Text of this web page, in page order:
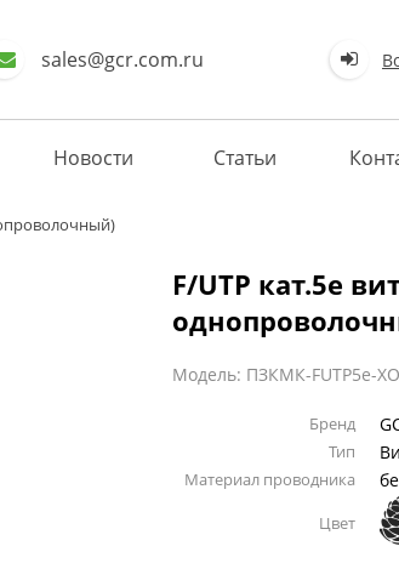
sales@gcr.com.ru
Новости Статьи
F/UTP кат.5e
Модель: ПЗКМК-FUTP5e-
Бренд
Тип
Материал проводника
Цвет